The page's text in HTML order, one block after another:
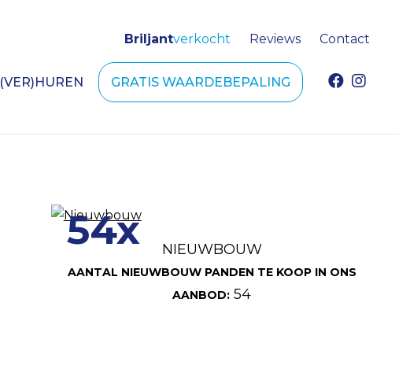
Briljantverkocht Reviews Contact
(VER)HUREN GRATIS WAARDEBEPALING
54x NIEUWBOUW
AANTAL NIEUWBOUW PANDEN TE KOOP IN ONS
AANBOD: 54